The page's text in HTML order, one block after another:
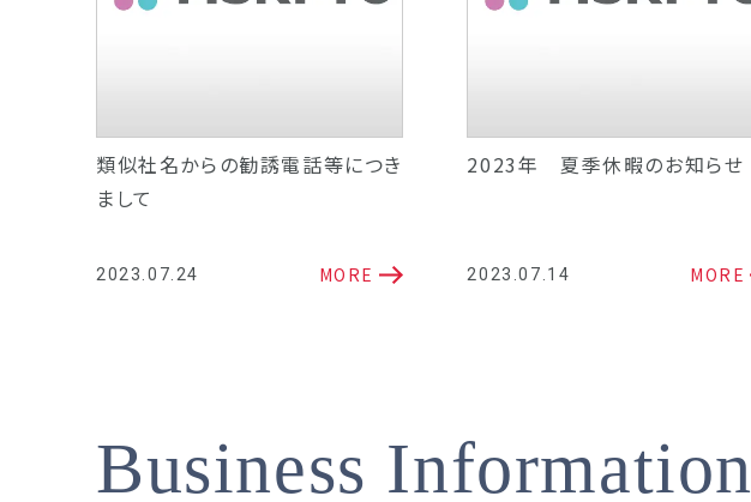
類似社名からの勧誘電話等につき
まして
2023.07.24 MORE
2023年 夏季休暇のお知らせ
2023.07.14 MORE
Business Information